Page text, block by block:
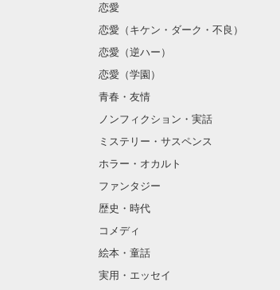
恋愛
恋愛（キケン・ダーク・不良）
恋愛（逆ハー）
恋愛（学園）
青春・友情
ノンフィクション・実話
ミステリー・サスペンス
ホラー・オカルト
ファンタジー
歴史・時代
コメディ
絵本・童話
実用・エッセイ